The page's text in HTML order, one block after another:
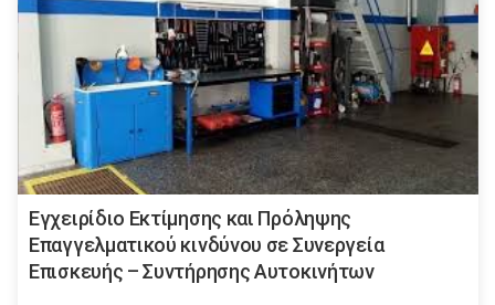
Εγχειρίδιο Εκτίμησης και Πρόληψης
Επαγγελματικού κινδύνου σε Συνεργεία
Επισκευής – Συντήρησης Αυτοκινήτων